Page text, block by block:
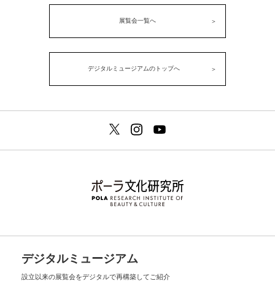
展覧会一覧へ
デジタルミュージアムのトップへ
デジタルミュージアム
設立以来の展覧会をデジタルで再構築してご紹介